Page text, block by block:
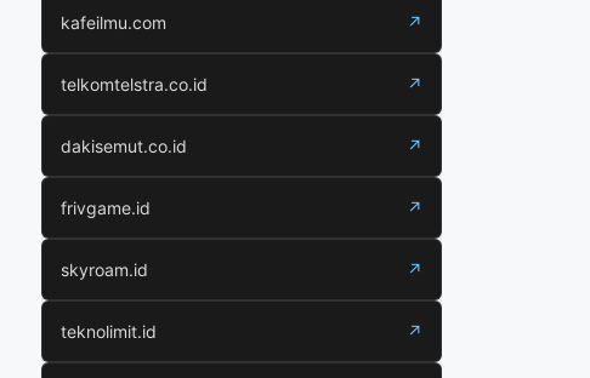
kafeilmu.com ↗
telkomtelstra.co.id ↗
dakisemut.co.id ↗
frivgame.id ↗
skyroam.id ↗
teknolimit.id ↗